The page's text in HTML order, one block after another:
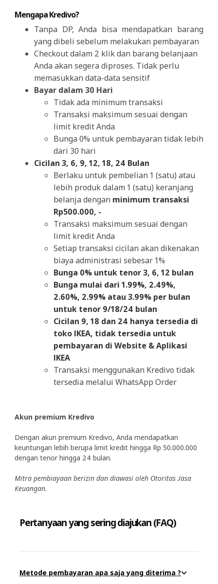
Mengapa Kredivo?
Tanpa DP, Anda bisa mendapatkan barang
yang dibeli sebelum melakukan pembayaran
Checkout dalam 2 klik dan barang belanjaan
Anda akan segera diproses. Tidak perlu
memasukkan data-data sensitif
Bayar dalam 30 Hari
Tidak ada minimum transaksi
Transaksi maksimum sesuai dengan
limit kredit Anda
Bunga 0% untuk pembayaran tidak lebih
dari 30 hari
Cicilan 3, 6, 9, 12, 18, 24 Bulan
Berlaku untuk pembelian 1 (satu) atau
lebih produk dalam 1 (satu) keranjang
belanja dengan minimum transaksi
Rp500.000, -
Transaksi maksimum sesuai dengan
limit kredit Anda
Setiap transaksi cicilan akan dikenakan
biaya administrasi sebesar 1%
Bunga 0% untuk tenor 3, 6, 12 bulan
Bunga mulai dari 1.99%, 2.49%,
2.60%, 2.99% atau 3.99% per bulan
untuk tenor 9/18/24 bulan
Cicilan 9, 18 dan 24 hanya tersedia di
toko IKEA, tidak tersedia untuk
pembayaran di Website & Aplikasi
IKEA
Transaksi menggunakan Kredivo tidak
tersedia melalui WhatsApp Order
Akun premium Kredivo
Dengan akun premium Kredivo, Anda mendapatkan
keuntungan lebih berupa limit kredit hingga Rp 50.000.000
dengan tenor hingga 24 bulan.
Mitra pembiayaan berizin dan diawasi oleh Otoritas Jasa
Keuangan.
Pertanyaan yang sering diajukan (FAQ)
Metode pembayaran apa saja yang diterima ?